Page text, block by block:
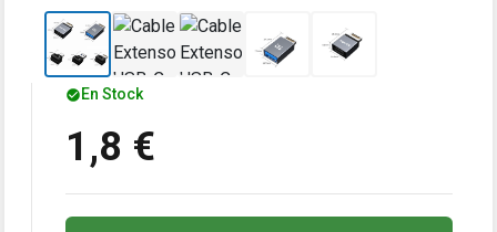
En Stock
1,8 €